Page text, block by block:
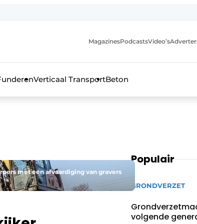
MagazinesPodcastsVideo’s
Verticaal TransportBeton
met een afvaardiging van gravers
Populair
GRONDVERZET
volgende